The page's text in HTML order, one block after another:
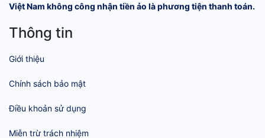
Việt Nam không công nhận tiền ảo là phương tiện thanh toán.
Thông tin
Giới thiệu
Chính sách bảo mật
Điều khoản sử dụng
Miễn trừ trách nhiệm